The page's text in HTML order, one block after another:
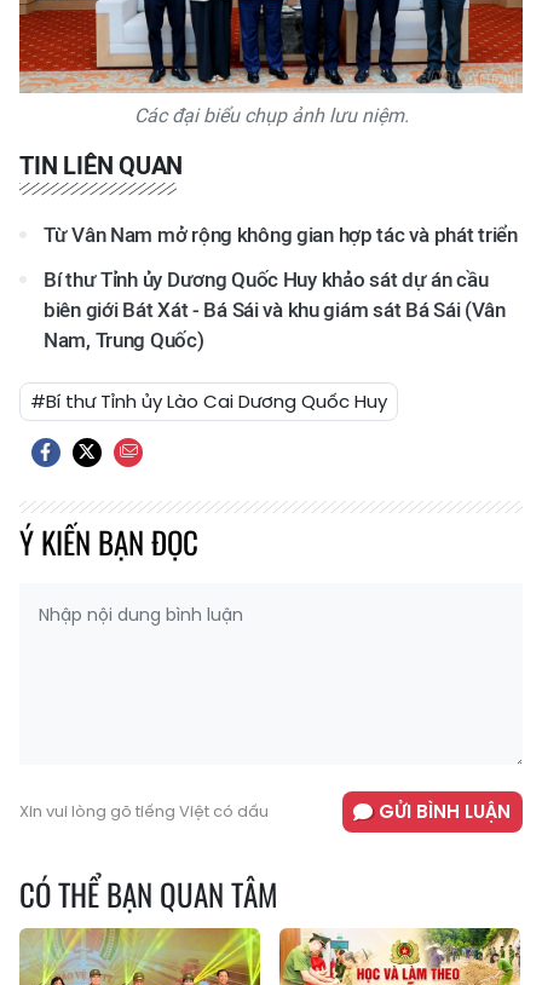
Các đại biểu chụp ảnh lưu niệm.
TIN LIÊN QUAN
Từ Vân Nam mở rộng không gian hợp tác và phát triển
Bí thư Tỉnh ủy Dương Quốc Huy khảo sát dự án cầu
biên giới Bát Xát - Bá Sái và khu giám sát Bá Sái (Vân
Nam, Trung Quốc)
#Bí thư Tỉnh ủy Lào Cai Dương Quốc Huy
Ý KIẾN BẠN ĐỌC
Xin vui lòng gõ tiếng Việt có dấu GỬI BÌNH LUẬN
CÓ THỂ BẠN QUAN TÂM